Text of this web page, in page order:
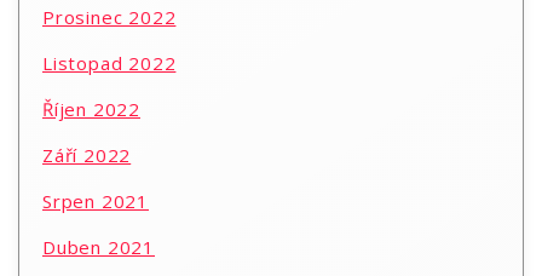
Prosinec 2022
Listopad 2022
Říjen 2022
Září 2022
Srpen 2021
Duben 2021